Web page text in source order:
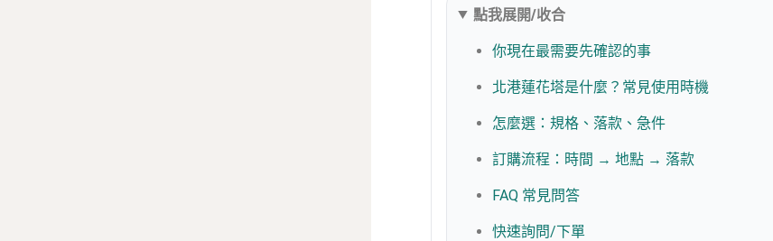
點我展開/收合
你現在最需要先確認的事
北港蓮花塔是什麼？常見使用時機
怎麼選：規格、落款、急件
訂購流程：時間 → 地點 → 落款
FAQ 常見問答
快速詢問/下單